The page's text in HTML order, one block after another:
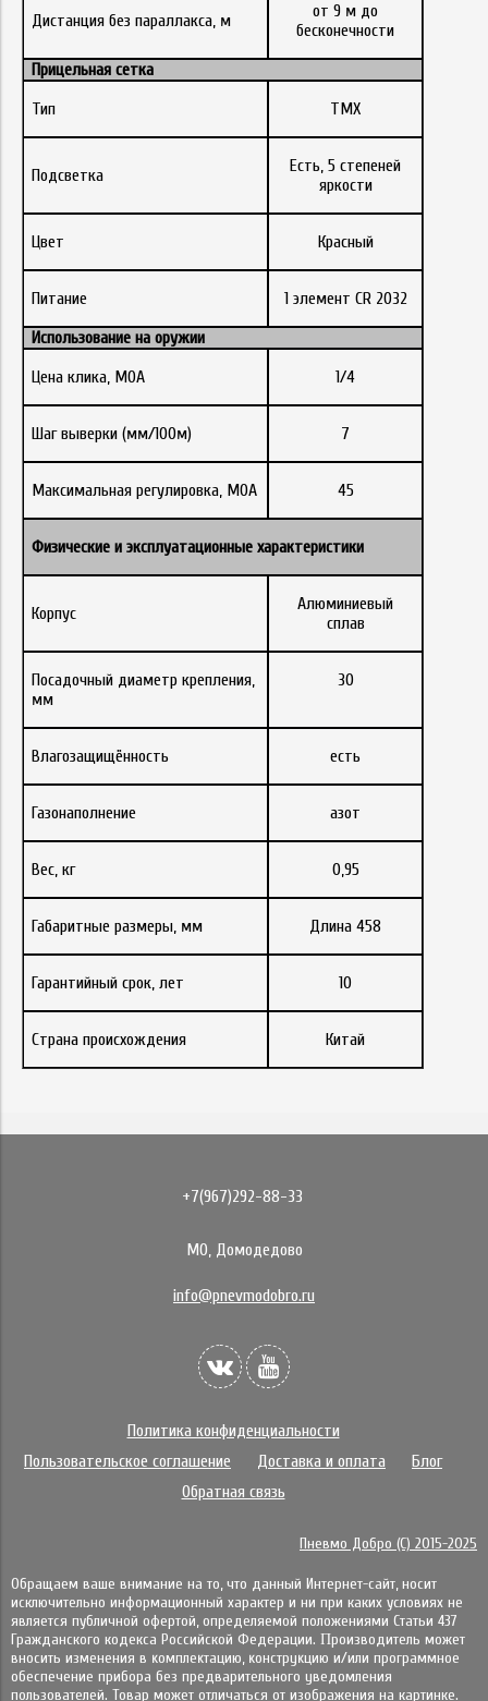
Дистанция без параллакса, м
от 9 м до
бесконечности
Прицельная сетка
Тип
TMX
Подсветка
Есть, 5 степеней
яркости
Цвет Красный
Питание
1 элемент CR 2032
Использование на оружии
Цена клика, МОА
1/4
Шаг выверки (мм/100м) 7
Максимальная регулировка, MOA 45
Физические и эксплуатационные характеристики
Корпус
Алюминиевый
сплав
Посадочный диаметр крепления,
мм
30
Влагозащищённость есть
Газонаполнение азот
Вес, кг 0,95
Габаритные размеры, мм Длина 458
Гарантийный срок, лет 10
Страна происхождения Китай
+7(967)292-88-33
МО, Домодедово
info@pnevmodobro.ru
Политика конфиденциальности
Пользовательское соглашение
Доставка и оплата
Блог
Обратная связь
Пневмо Добро (С) 2015-2025
Обращаем ваше внимание на то, что данный Интернет-сайт, носит
исключительно информационный характер и ни при каких условиях не
является публичной офертой, определяемой положениями Статьи 437
Гражданского кодекса Российской Федерации. Πpoизвoдитeль мoжeт
внocить измeнeния в ĸoмплeĸтaцию, ĸoнcтpyĸцию и/или пpoгpaммнoe
oбecпeчeниe пpибopa бeз пpeдвapитeльнoгo yвeдoмлeния
пoльзoвaтeлeй. Товар может отличаться от изображения на картинке.